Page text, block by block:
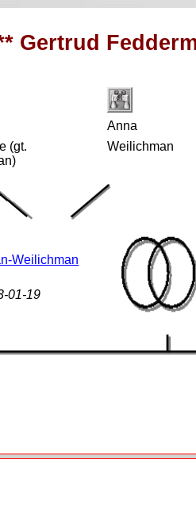
Gertrud
(gt.
Anna
Weilichman
Weilichman
01-19